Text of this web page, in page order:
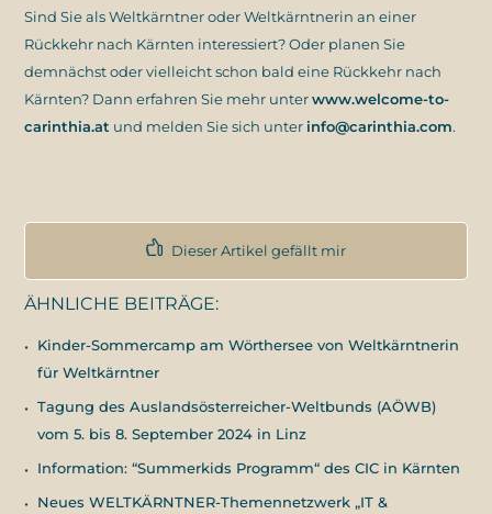
Sind Sie als Weltkärntner oder Weltkärntnerin an einer
Rückkehr nach Kärnten interessiert? Oder planen Sie
demnächst oder vielleicht schon bald eine Rückkehr nach
Kärnten? Dann erfahren Sie mehr unterwww.welcome-to-
carinthia.at und melden Sie sich unter info@carinthia.com.
Dieser Artikel gefällt mir
ÄHNLICHE BEITRÄGE:
Kinder-Sommercamp am Wörthersee von Weltkärntnerin
für Weltkärntner
Tagung des Auslandsösterreicher-Weltbunds (AÖWB)
vom 5. bis 8. September 2024 in Linz
Information: “Summerkids Programm“ des CIC in Kärnten
Neues WELTKÄRNTNER-Themennetzwerk „IT &